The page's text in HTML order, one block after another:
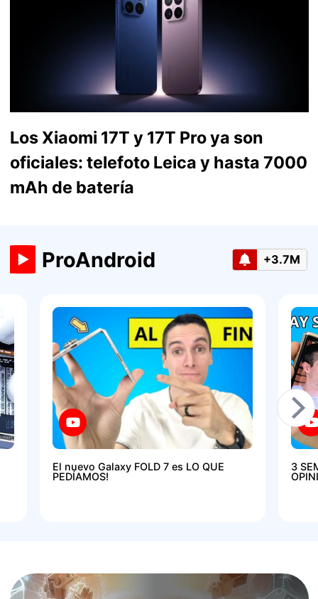
Los Xiaomi 17T y 17T Pro ya son
oficiales: telefoto Leica y hasta 7000
mAh de batería
ProAndroid +3.7M
El nuevo Galaxy FOLD 7 es LO QUE
PEDÍAMOS!
3